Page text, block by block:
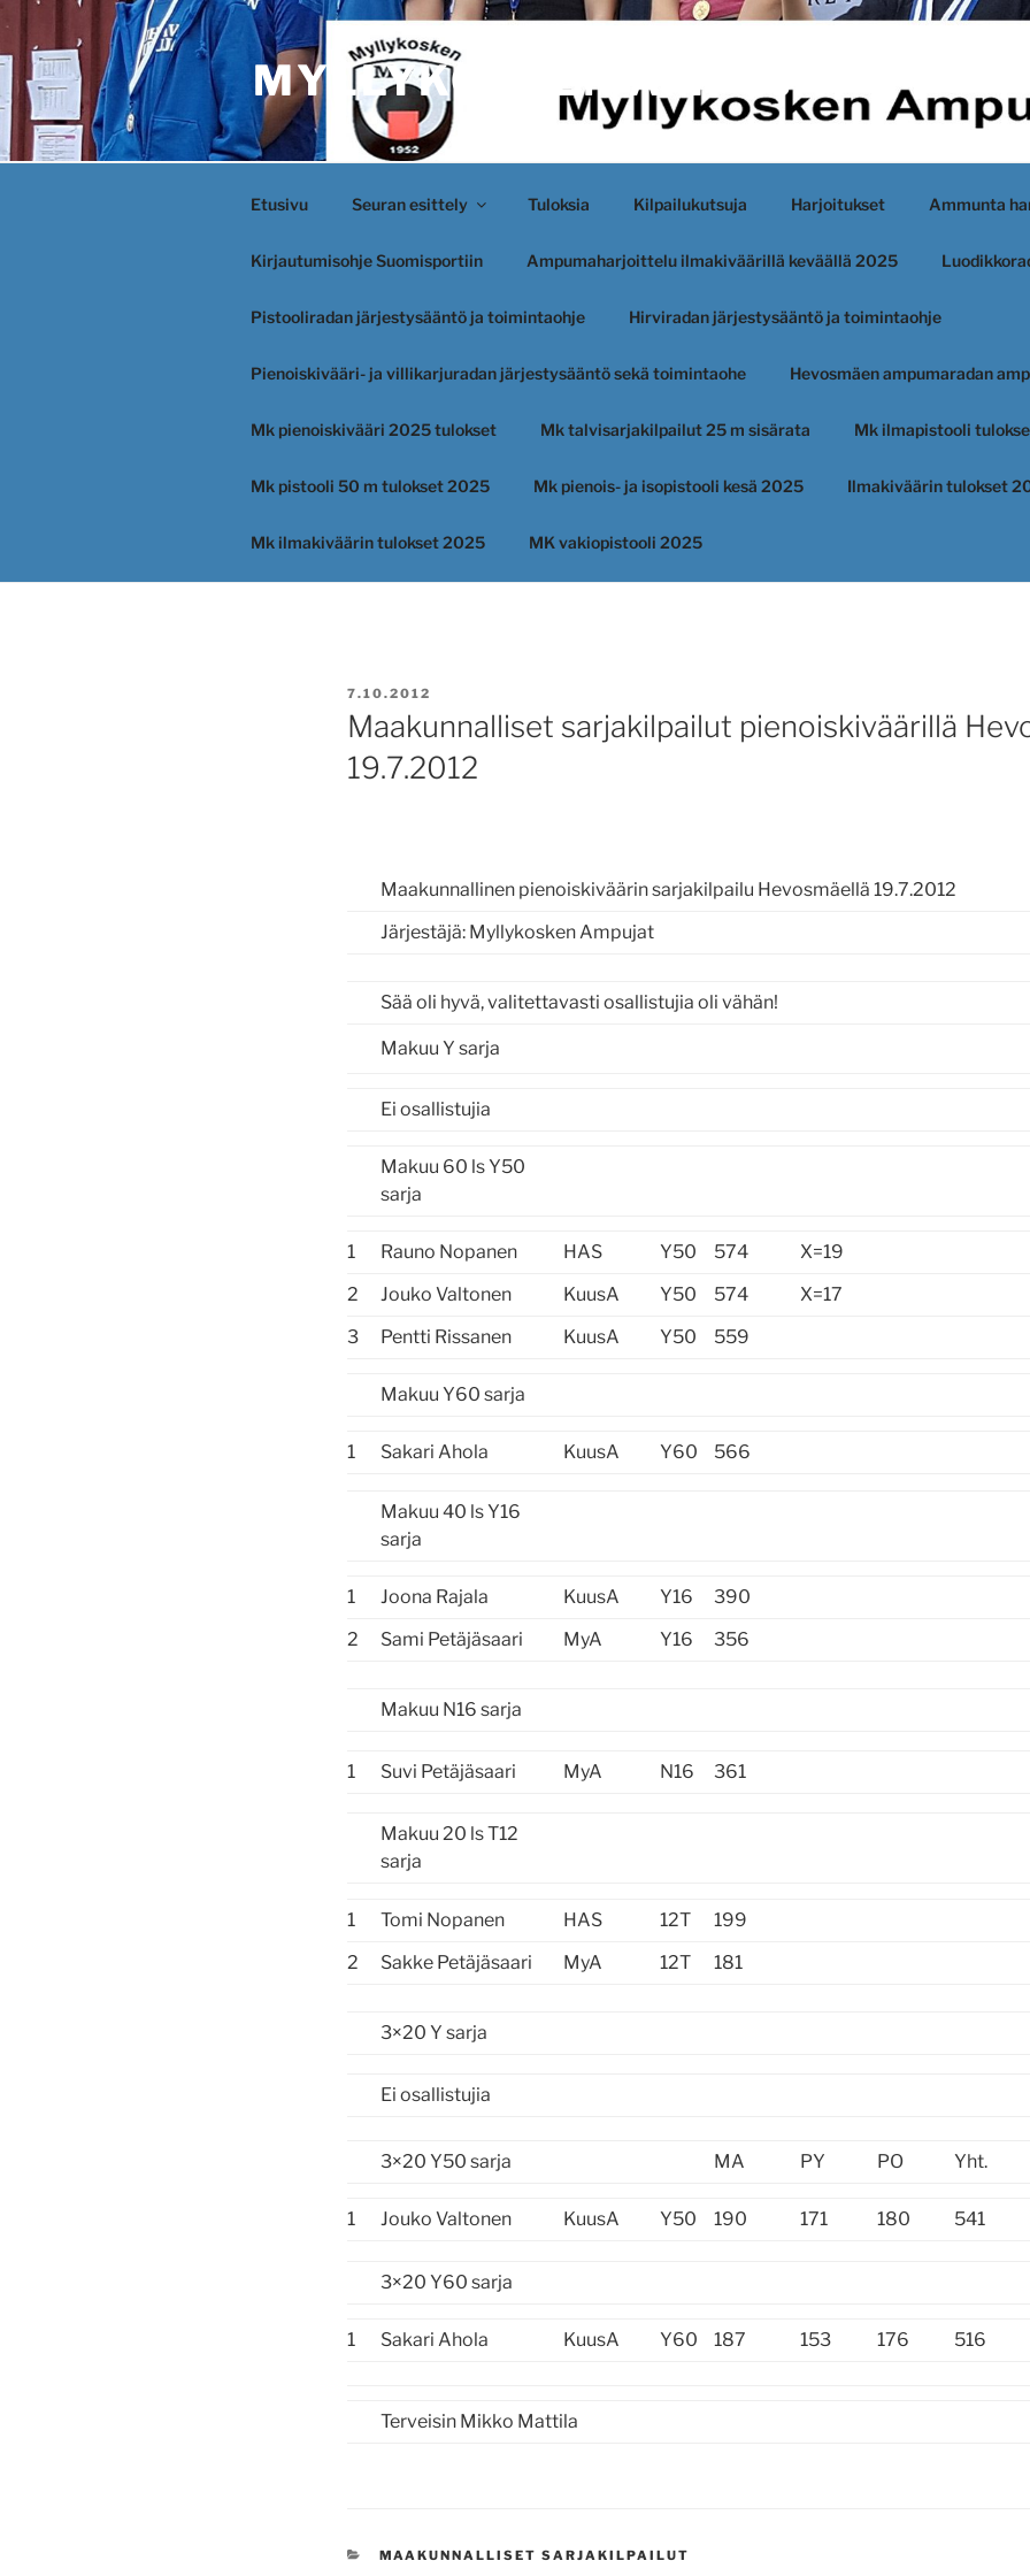
Siirry
sisältöön
MYLLYKOSKEN AMPUJAT
Etusivu Seuran esittely Tuloksia Kilpailukutsuja Harjoitukset Ammunta
Kirjautumisohje Suomisportiin Ampumaharjoittelu ilmakiväärillä keväällä 2025
Pistooliradan järjestysääntö ja toimintaohje Hirviradan järjestysääntö ja toimintaohje
Pienoiskivääri- ja villikarjuradan järjestysääntö sekä toimintaohe Hevosmäen ampumaradan
Mk pienoiskivääri 2025 tulokset Mk talvisarjakilpailut 25 m sisärata Mk ilmapistooli
Mk pistooli 50 m tulokset 2025 Mk pienois- ja isopistooli kesä 2025 Ilmakiväärin tulokset
Mk ilmakiväärin tulokset 2025 MK vakiopistooli 2025
JULKAISTU
7.10.2012
Maakunnalliset sarjakilpailut pienoiskiväärillä
19.7.2012
Maakunnallinen pienoiskiväärin sarjakilpailu Hevosmäellä 19.7.2012
Järjestäjä: Myllykosken Ampujat
Sää oli hyvä, valitettavasti osallistujia oli vähän!
Makuu Y sarja
Ei osallistujia
Makuu 60 ls Y50
sarja
1 Rauno Nopanen HAS Y50 574
X=19
2
Jouko Valtonen KuusA Y50 574
X=17
3
Pentti Rissanen KuusA Y50 559
Makuu Y60 sarja
1 Sakari Ahola KuusA Y60 566
Makuu 40 ls Y16
sarja
1 Joona Rajala KuusA Y16
390
2
Sami Petäjäsaari MyA Y16 356
Makuu N16 sarja
1 Suvi Petäjäsaari MyA N16 361
Makuu 20 ls T12
sarja
1 Tomi Nopanen HAS 12T
199
2
Sakke Petäjäsaari MyA 12T 181
3×20 Y sarja
Ei osallistujia
3×20 Y50 sarja MA PY PO Yht.
1 Jouko Valtonen KuusA Y50 190 171 180 541
3×20 Y60 sarja
1 Sakari Ahola KuusA Y60 187 153 176 516
Terveisin Mikko Mattila
KATEGORIAT
MAAKUNNALLISET SARJAKILPAILUT